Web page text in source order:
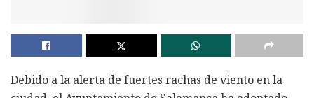
Debido a la alerta de fuertes rachas de viento en la